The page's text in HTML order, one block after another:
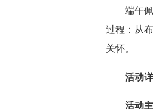
端午
过程：从
关怀。
活动
活动